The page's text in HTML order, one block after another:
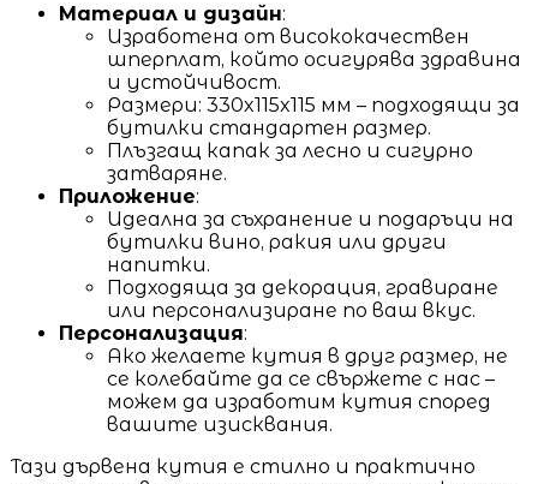
Материал и дизайн:
Изработена от висококачествен
шперплат, който осигурява здравина
и устойчивост.
Размери: 330x115x115 мм – подходящи за
бутилки стандартен размер.
Плъзгащ капак за лесно и сигурно
затваряне.
Приложение:
Идеална за съхранение и подаръци на
бутилки вино, ракия или други
напитки.
Подходяща за декорация, гравиране
или персонализиране по ваш вкус.
Персонализация:
Ако желаете кутия в друг размер, не
се колебайте да се свържете с нас –
можем да изработим кутия според
вашите изисквания.
Тази дървена кутия е стилно и практично